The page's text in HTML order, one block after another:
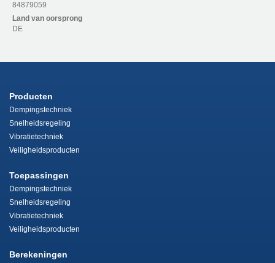
84879059
Land van oorsprong
DE
Producten
Dempingstechniek
Snelheidsregeling
Vibratietechniek
Veiligheidsproducten
Toepassingen
Dempingstechniek
Snelheidsregeling
Vibratietechniek
Veiligheidsproducten
Berekeningen